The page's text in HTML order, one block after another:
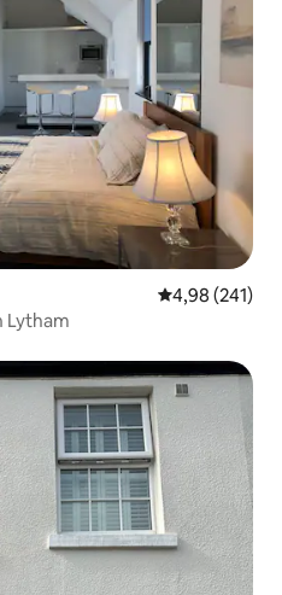
Gemiddelde
4,98 (241)
Lytham